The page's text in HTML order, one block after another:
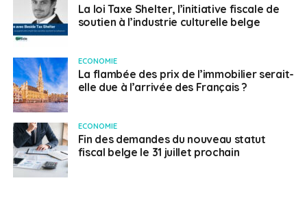
La loi Taxe Shelter, l’initiative fiscale de
soutien à l’industrie culturelle belge
ECONOMIE
La flambée des prix de l’immobilier serait-
elle due à l’arrivée des Français ?
ECONOMIE
Fin des demandes du nouveau statut
fiscal belge le 31 juillet prochain